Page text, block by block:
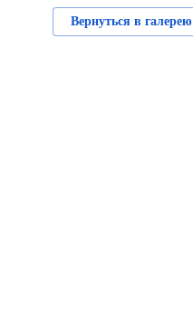
Вернуться в галерею